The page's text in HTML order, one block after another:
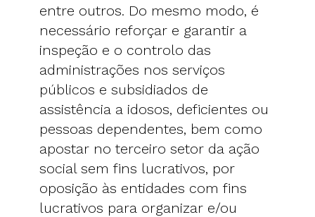
entre outros. Do mesmo modo, é
necessário reforçar e garantir a
inspeção e o controlo das
administrações nos serviços
públicos e subsidiados de
assistência a idosos, deficientes ou
pessoas dependentes, bem como
apostar no terceiro setor da ação
social sem fins lucrativos, por
oposição às entidades com fins
lucrativos para organizar e/ou